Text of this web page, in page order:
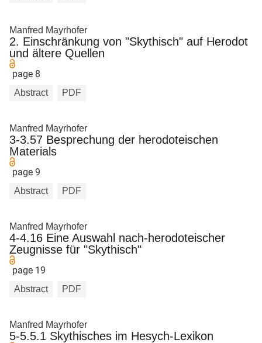
Manfred Mayrhofer
2. Einschränkung von "Skythisch" auf Herodot
und ältere Quellen
page 8
Abstract PDF
Manfred Mayrhofer
3-3.57 Besprechung der herodoteischen
Materials
page 9
Abstract PDF
Manfred Mayrhofer
4-4.16 Eine Auswahl nach-herodoteischer
Zeugnisse für "Skythisch"
page 19
Abstract PDF
Manfred Mayrhofer
5-5.5.1 Skythisches im Hesych-Lexikon